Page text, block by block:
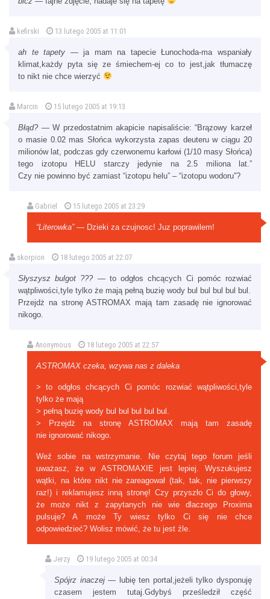
kefirski 13 lutego 2005 at 11:01
ah te tapety — ja mam na tapecie Łunochoda-ma wspaniały
klimat,każdy pyta się ze śmiechem-ej co to jest,jak tłumaczę
to nikt nie chce wierzyć
Marcin 15 lutego 2005 at 19:13
Błąd?— W przedostatnim akapicie napisaliście: “Brązowy karzeł
o masie 0.02 mas Słońca wykorzysta zapas deuteru w ciągu 20
milionów lat, podczas gdy czerwonemu karłowi (1/10 masy Słońca)
tego izotopu HELU starczy jedynie na 2.5 miliona lat.”
Czy nie powinno być zamiast “izotopu helu” – “izotopu wodoru”?
Gabriel 15 lutego 2005 at 23:29
“Literowka”— Dzieki za czujnosc! Juz poprawilem!
skorpion 18 lutego 2005 at 22:07
Słyszysz bulgot ???— to odgłos chcących Ci pomóc rozwiać
wątpliwości,tyle tylko że mają pełną buzię wody bul bul bul bul bul.
Przejdż na stronę ASTROMAX mają tam zasadę nie ignorować
nikogo.
Anonymous 18 lutego 2005 at 22:57
ASTROMAX czeka, wzywa nas z daleka
> to odgłos chcących Ci pomóc rozwiać wątpliwości,tyle
tylko że mają
> pełną buzię wody bul bul bul bul bul.
> Przejdż na stronę ASTROMAX mają tam zasadę
nie ignorować nikogo.
Weź sobie na wstrzymanie. Nie czytaj tego forum jeśli
uważasz, że w ASTROMAXIE jest lepiej. Wyszukujesz
wątki, na które nikt nie zareagował (tak, tak, nie pierwszy
raz!) i reklamujesz inną stronę! Czy przyszło Ci do głowy,
że może nikt z zapytanych nie wie dlaczego Proxima
pulsuje? A może Ty wiesz tylko Ci się nie chce
odpowiedzieć? Wolisz mówić, że tu jest źle.
Jerzy 19 lutego 2005 at 00:34
Spójrz inaczej— lubię ten portal,jeżeli tylko dysponuję
czasem jestem tutaj.Gdybyś prześledził część